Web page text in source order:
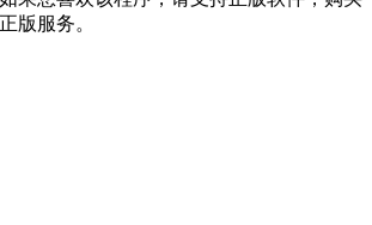
版服务。